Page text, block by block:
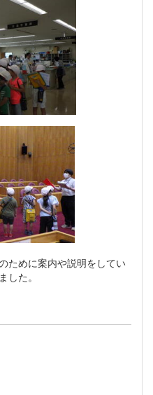
ために案内や説明をしてい
た。